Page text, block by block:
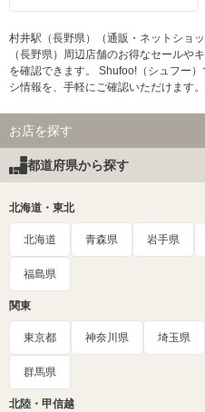
村井駅（長野県）（通販・ネットショ
（長野県）周辺店舗のお得なセールや
を確認できます。 Shufoo!（シュフー
シ情報を、手軽にご確認いただけます
お店を探す
都道府県から探す
北海道・東北
北海道 青森県 岩手県
福島県
関東
東京都 神奈川県 埼玉県
群馬県
北陸・甲信越